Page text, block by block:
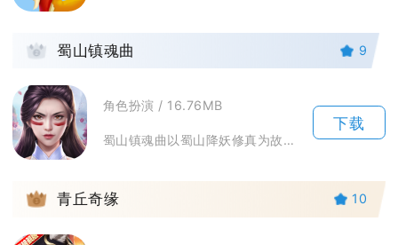
2 蜀山镇魂曲 9
角色扮演 / 16.76MB
蜀山镇魂曲以蜀山降妖修真为故事主线，玩家扮演初入仙途的修士，在各类秘境副本里收服妖物、打磨...
下载
3 青丘奇缘 10